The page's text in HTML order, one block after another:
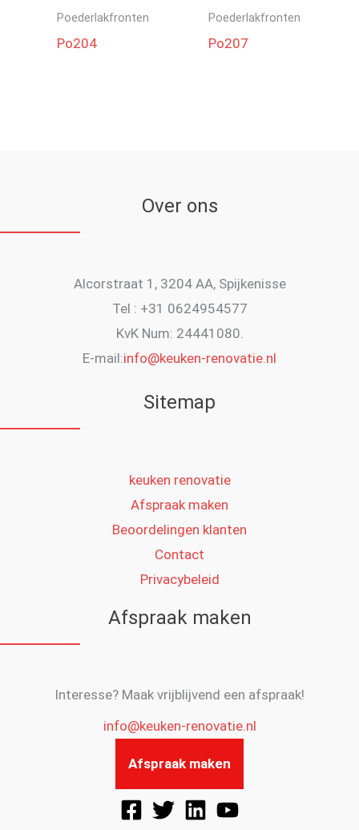
Poederlakfronten
Po204
Poederlakfronten
Po207
Over ons
Alcorstraat 1, 3204 AA, Spijkenisse
Tel : +31 0624954577
KvK Num: 24441080.
E-mail:info@keuken-renovatie.nl
Sitemap
keuken renovatie
Afspraak maken
Beoordelingen klanten
Contact
Privacybeleid
Afspraak maken
Interesse? Maak vrijblijvend een afspraak!
info@keuken-renovatie.nl
Afspraak maken